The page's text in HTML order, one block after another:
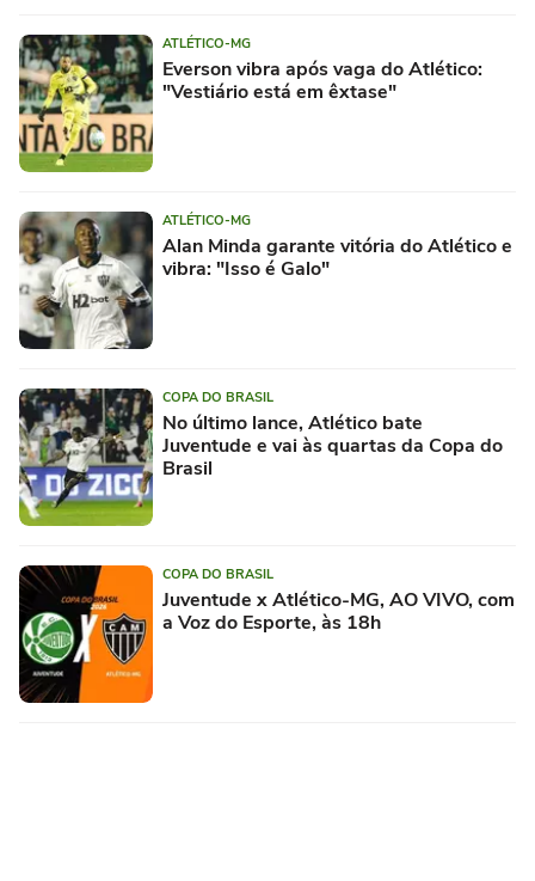
ATLÉTICO-MG
Everson vibra após vaga do Atlético:
"Vestiário está em êxtase"
ATLÉTICO-MG
Alan Minda garante vitória do Atlético e
vibra: "Isso é Galo"
COPA DO BRASIL
No último lance, Atlético bate
Juventude e vai às quartas da Copa do
Brasil
COPA DO BRASIL
Juventude x Atlético-MG, AO VIVO, com
a Voz do Esporte, às 18h